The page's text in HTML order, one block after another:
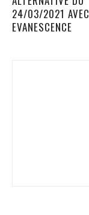
24/03/2021 AVEC
EVANESCENCE